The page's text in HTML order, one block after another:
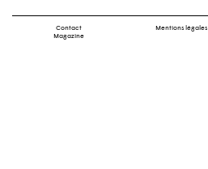
Contact
Magazine
Mentions légales